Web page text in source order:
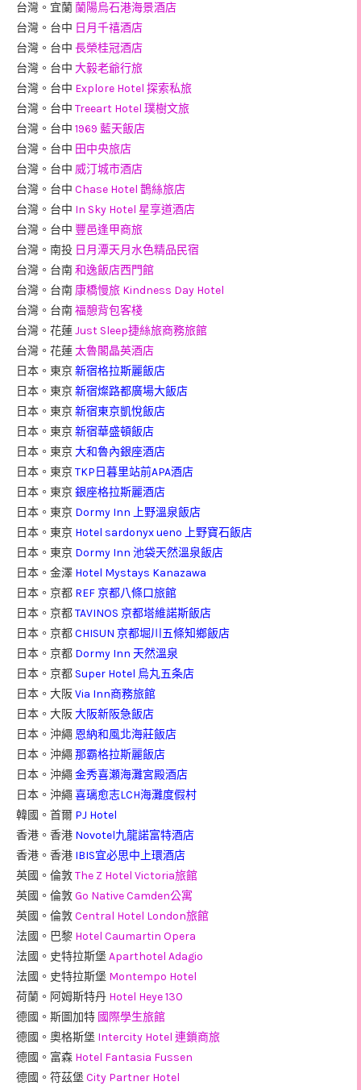
台灣。宜蘭蘭陽烏石港海景酒店
台灣。台中 日月千禧酒店
台灣。台中 長榮桂冠酒店
台灣。台中 大毅老爺行旅
台灣。台中 Explore Hotel 探索私旅
台灣。台中 Treeart Hotel 璞樹文旅
台灣。台中 1969 藍天飯店
台灣。台中 田中央旅店
台灣。台中 威汀城市酒店
台灣。台中 Chase Hotel 鵲絲旅店
台灣。台中 In Sky Hotel 星享道酒店
台灣。台中 豐邑逢甲商旅
台灣。南投 日月潭天月水色精品民宿
台灣。台南和逸飯店西門館
台灣。台南 康橋慢旅 Kindness Day Hotel
台灣。台南福憩背包客棧
台灣。花蓮Just Sleep捷絲旅商務旅館
台灣。花蓮太魯閣晶英酒店
日本。東京新宿格拉斯麗飯店
日本。東京新宿燦路都廣場大飯店
日本。東京新宿東京凱悅飯店
日本。東京新宿華盛頓飯店
日本。東京大和魯內銀座酒店
日本。東京TKP日暮里站前APA酒店
日本。東京銀座格拉斯麗酒店
日本。東京 Dormy Inn 上野溫泉飯店
日本。東京 Hotel sardonyx ueno 上野寶石飯店
日本。東京 Dormy Inn 池袋天然溫泉飯店
日本。金澤 Hotel Mystays Kanazawa
日本。京都 REF 京都八條口旅館
日本。京都TAVINOS 京都塔維諾斯飯店
日本。京都CHISUN 京都堀川五條知鄉飯店
日本。京都 Dormy Inn 天然溫泉
日本。京都 Super Hotel 烏丸五条店
日本。大阪Via Inn商務旅館
日本。大阪大阪新阪急飯店
日本。沖繩 恩納和風北海莊飯店
日本。沖繩那霸格拉斯麗飯店
日本。沖繩金秀喜瀬海灘宮殿酒店
日本。沖繩喜璃愈志LCH海灘度假村
韓國。首爾 PJ Hotel
香港。香港 Novotel九龍諾富特酒店
香港。香港 IBIS宜必思中上環酒店
英國。倫敦The Z Hotel Victoria旅館
英國。倫敦Go Native Camden公寓
英國。倫敦Central Hotel London旅館
法國。巴黎 Hotel Caumartin Opera
法國。史特拉斯堡 Aparthotel Adagio
法國。史特拉斯堡 Montempo Hotel
荷蘭。阿姆斯特丹 Hotel Heye 130
德國。斯圖加特 國際學生旅館
德國。奧格斯堡 Intercity Hotel 連鎖商旅
德國。富森 Hotel Fantasia Fussen
德國。符茲堡 City Partner Hotel